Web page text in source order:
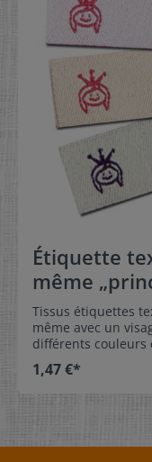
bei den
blanche couleur
bande: crème
foncéecouleur
d’écriture:
d’écriture: lilas
Étiquette
même
Tissus étiquettes
même avec un
différents couleurs
très urgente:
ouvrable,
enfants vont
1,47 €*